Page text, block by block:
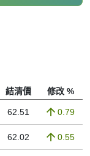
結清價 修改 %
62.51 0.79
62.02 0.55